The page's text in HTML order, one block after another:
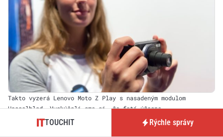
Takto vyzerá Lenovo Moto Z Play s nasadeným modulom
Hasselblad. Vyskúšali sme si, že fotí úžasne
TOUCHIT Rýchle správy